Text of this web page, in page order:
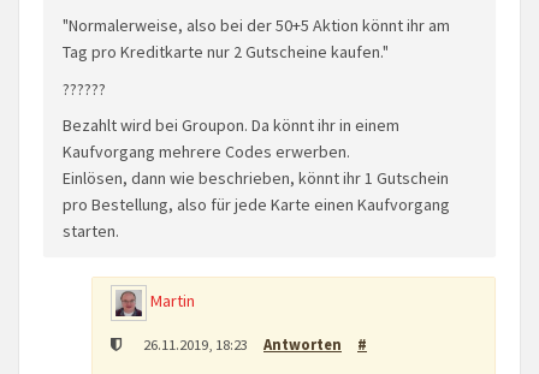
"Normalerweise, also bei der 50+5 Aktion könnt ihr am
Tag pro Kreditkarte nur 2 Gutscheine kaufen."
??????
Bezahlt wird bei Groupon. Da könnt ihr in einem
Kaufvorgang mehrere Codes erwerben.
Einlösen, dann wie beschrieben, könnt ihr 1 Gutschein
pro Bestellung, also für jede Karte einen Kaufvorgang
starten.
Martin
26.11.2019, 18:23 Antworten #